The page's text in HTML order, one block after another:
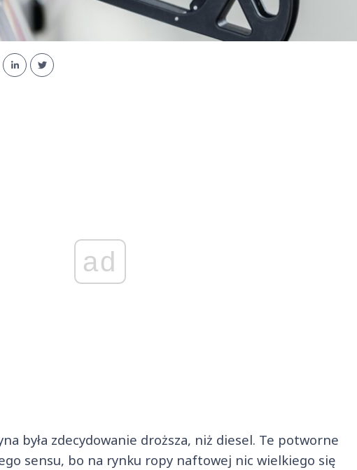
ad
była zdecydowanie droższa, niż diesel. Te potworne
sensu, bo na rynku ropy naftowej nic wielkiego się